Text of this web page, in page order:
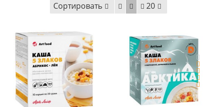
Сортировать 20